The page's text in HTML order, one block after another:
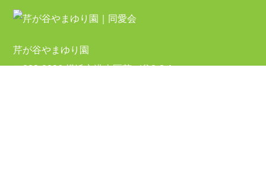
芹が谷やまゆり園
〒233-0006 横浜市港南区芹が谷2-3-1